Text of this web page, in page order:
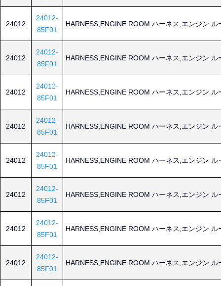
24012
24012-
85F01
HARNESS,ENGINE ROOM ハーネス,エンジン ル
24012
24012-
85F01
HARNESS,ENGINE ROOM ハーネス,エンジン ル
24012
24012-
85F01
HARNESS,ENGINE ROOM ハーネス,エンジン ル
24012
24012-
85F01
HARNESS,ENGINE ROOM ハーネス,エンジン ル
24012
24012-
85F01
HARNESS,ENGINE ROOM ハーネス,エンジン ル
24012
24012-
85F01
HARNESS,ENGINE ROOM ハーネス,エンジン ル
24012
24012-
85F01
HARNESS,ENGINE ROOM ハーネス,エンジン ル
24012
24012-
85F01
HARNESS,ENGINE ROOM ハーネス,エンジン ル